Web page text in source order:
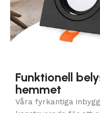
Funktionell
hemmet
Våra fyrkantiga